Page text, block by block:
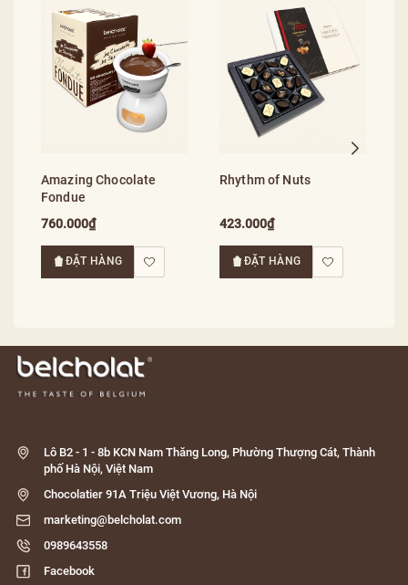
Amazing Chocolate
Fondue
760.000₫
ĐẶT HÀNG
Rhythm of Nuts
423.000₫
ĐẶT HÀNG
Lô B2 - 1 - 8b KCN Nam Thăng Long, Phường Thượng Cát, Thành
phố Hà Nội, Việt Nam
Chocolatier 91A Triệu Việt Vương, Hà Nội
marketing@belcholat.com
0989643558
Facebook